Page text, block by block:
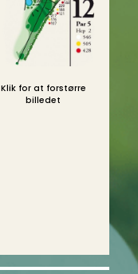
Klik for at forstørre
billedet